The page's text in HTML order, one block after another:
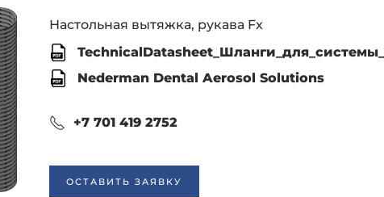
Настольная вытяжка, рукава Fx
Nederman Dental Aerosol Solutions
+7 701 419 2752
ОСТАВИТЬ ЗАЯВКУ